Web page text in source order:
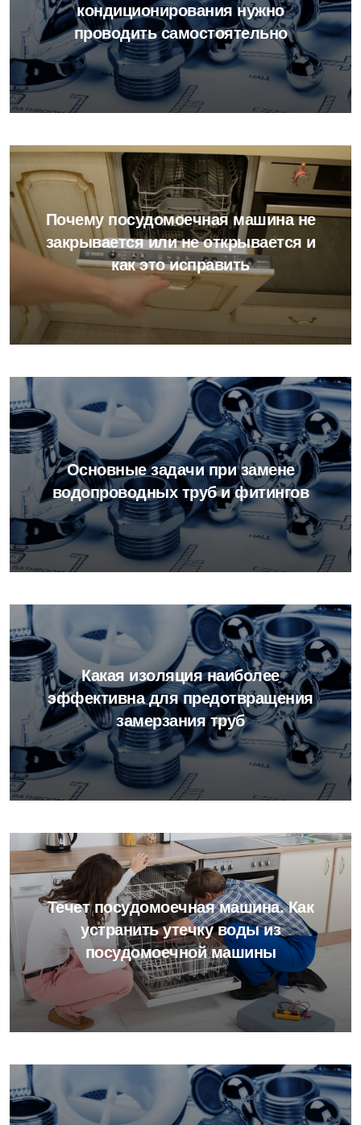
кондиционирования нужно
проводить самостоятельно
Почему посудомоечная машина не
закрывается или не открывается и
как это исправить
Основные задачи при замене
водопроводных труб и фитингов
Какая изоляция наиболее
эффективна для предотвращения
замерзания труб
Течет посудомоечная машина. Как
устранить утечку воды из
посудомоечной машины